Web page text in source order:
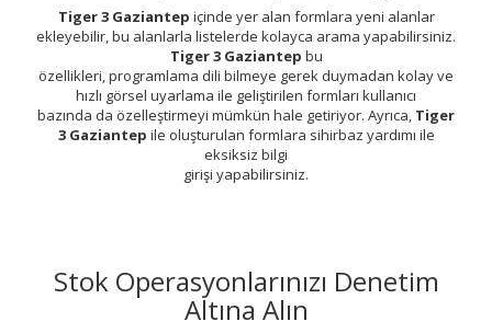
Tiger 3 Gaziantep içinde yer alan formlara yeni alanlar
ekleyebilir, bu alanlarla listelerde kolayca arama yapabilirsiniz.
Tiger 3 Gaziantep bu
özellikleri, programlama dili bilmeye gerek duymadan kolay ve
hızlı görsel uyarlama ile geliştirilen formları kullanıcı
bazında da özelleştirmeyi mümkün hale getiriyor. Ayrıca, Tiger
3 Gaziantep ile oluşturulan formlara sihirbaz yardımı ile
eksiksiz bilgi
girişi yapabilirsiniz.
Stok Operasyonlarınızı Denetim
Altına Alın